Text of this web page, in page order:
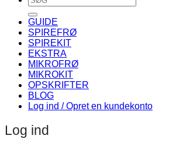
efter:
GUIDE
SPIREFRØ
SPIREKIT
EKSTRA
MIKROFRØ
MIKROKIT
OPSKRIFTER
BLOG
Log ind / Opret en kundekonto
Log ind